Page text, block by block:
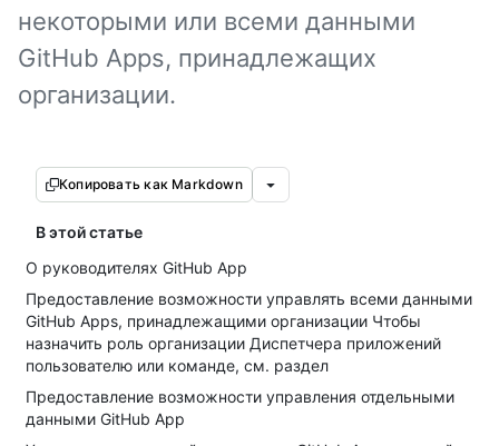
некоторыми или всеми данными
GitHub Apps, принадлежащих
организации.
Копировать как Markdown
В этой статье
О руководителях GitHub App
Предоставление возможности управлять всеми данными
GitHub Apps, принадлежащими организации Чтобы
назначить роль организации Диспетчера приложений
пользователю или команде, см. раздел
Предоставление возможности управления отдельными
данными GitHub App